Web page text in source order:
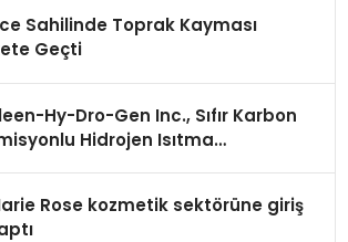
Sahilinde Toprak Kayması
Geçti
Hy-Dro-Gen Inc., Sıfır Karbon
Hidrojen Isıtma
Rose kozmetik sektörüne giriş